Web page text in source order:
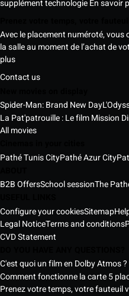
supplément technologieEn savoir
Avec le placement numéroté,
la salle au moment de l’achat de
plus
Contact us
Spider-Man: Brand New Day
La Pat'patrouille : Le film Mission
All movies
Pathé Tunis CityPathé Azur City
B2B OffersSchool sessionThe
Configure your cookiesSitemap
Legal NoticeTerms and conditions
CVD Statement
C'est quoi un film en Dolby Atmos ?
Comment fonctionne la carte 5
Prenez votre temps, votre fauteuil